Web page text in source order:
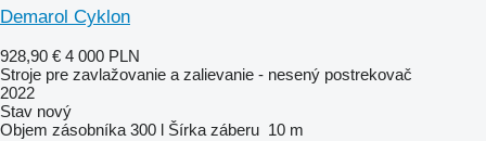
Demarol Cyklon
928,90 € 4 000 PLN
Stroje pre zavlažovanie a zalievanie - nesený postrekovač
2022
Stav nový
Objem zásobníka 300 l Šírka záberu 10 m